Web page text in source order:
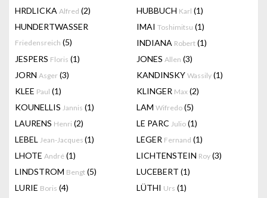
HRDLICKA Alfred (2) HUBBUCH Karl (1)
HUNDERTWASSER
Friedensreich (5)
IMAI Toshimitsu (1)
INDIANA Robert (1)
JESPERS Floris (1) JONES Allen (3)
JORN Asger (3) KANDINSKY Wassily (1)
KLEE Paul (1) KLINGER Max (2)
KOUNELLIS Jannis (1) LAM Wifredo (5)
LAURENS Henri (2) LE PARC Julio (1)
LEBEL Jean-Jacques (1) LEGER Fernand (1)
LHOTE André (1) LICHTENSTEIN Roy (3)
LINDSTROM Bengt (5) LUCEBERT (1)
LURIE Boris (4) LÜTHI Urs (1)